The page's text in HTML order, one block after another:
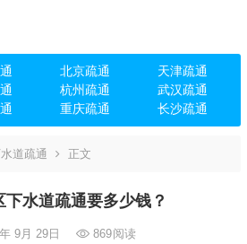
北京疏通
天津疏通
杭州疏通
武汉疏通
重庆疏通 长沙疏通
道疏通 正文
下水道疏通要多少钱？
9月 29日 869阅读